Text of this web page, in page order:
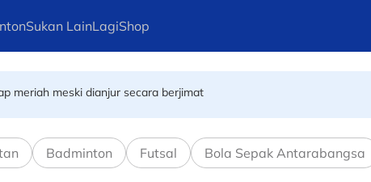
Sukan LainLagiShop
barisi kesebelasan utama Harimau Malaya
Badminton Futsal Bola Sepak Antarabangsa